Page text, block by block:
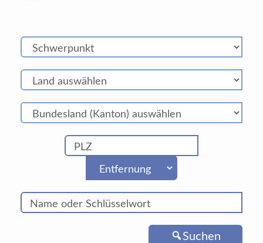
Suchen